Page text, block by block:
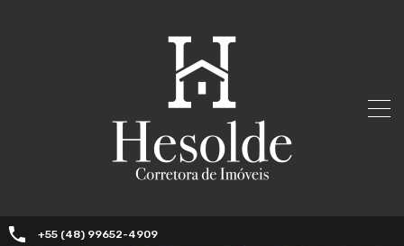
+55 (48) 99652-4909